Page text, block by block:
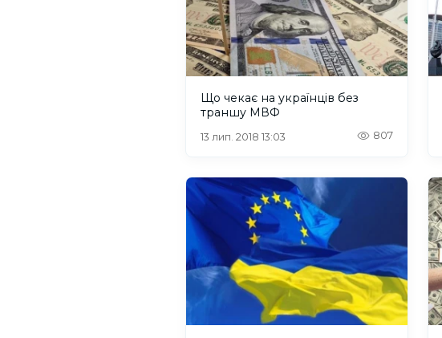
Що чекає на українців без
траншу МВФ
13 лип. 2018 13:03 807